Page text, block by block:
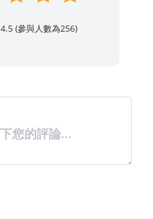
(參與人數為256)
您的評論...